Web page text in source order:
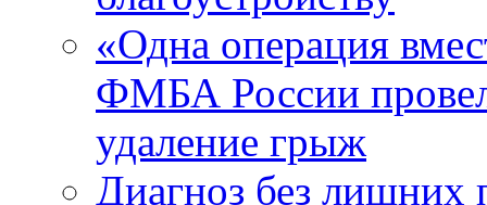
«Одна операция
ФМБА России
удаление грыж
Диагноз без лишних